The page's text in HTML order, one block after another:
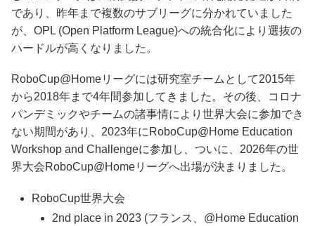
であり、昨年まで複数のサブリーグに分かれていました
が、OPL (Open Platform League)への統合化により選抜の
ハードルが高くなりました。
RoboCup@Homeリーグには研究室チームとして2015年
から2018年まで4年間参加してきました。その後、コロナ
パンデミックやチームの諸事情により世界大会に参加でき
ない期間があり、2023年にRoboCup@Home Education
Workshop and Challengeに参加し、ついに、2026年の世
界大会RoboCup@Homeリーグへ出場が決まりました。
RoboCup世界大会
2nd place in 2023 (フランス、@Home Education